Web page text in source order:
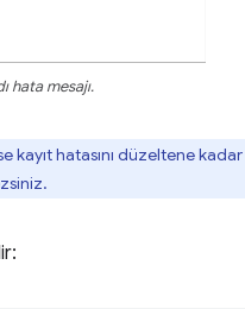
hata mesajı.
kayıt hatasını düzeltene kadar